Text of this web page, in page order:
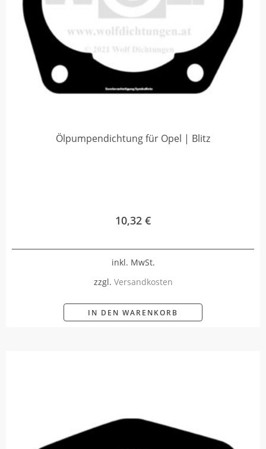
Ölpumpendichtung für Opel | Blitz
10,32 €
inkl. MwSt.
zzgl. Versandkosten
IN DEN WARENKORB